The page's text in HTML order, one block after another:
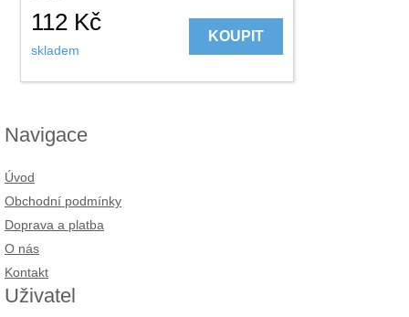
112 Kč
skladem
KOUPIT
Navigace
Úvod
Obchodní podmínky
Doprava a platba
O nás
Kontakt
Uživatel